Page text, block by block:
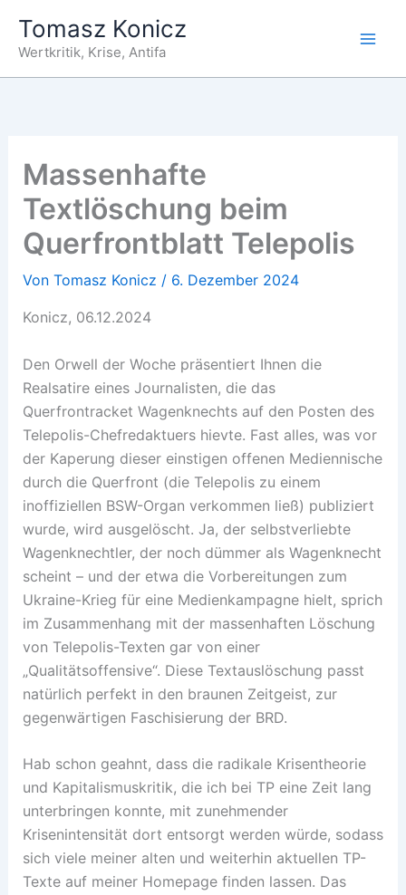
Inhalt
springen
Tomasz Konicz
Wertkritik, Krise, Antifa
Massenhafte
Textlöschung beim
Querfrontblatt Telepolis
Von Tomasz Konicz / 6. Dezember 2024
Konicz, 06.12.2024
Den Orwell der Woche präsentiert Ihnen die
Realsatire eines Journalisten, die das
Querfrontracket Wagenknechts auf den Posten des
Telepolis-Chefredaktuers hievte. Fast alles, was vor
der Kaperung dieser einstigen offenen Mediennische
durch die Querfront (die Telepolis zu einem
inoffiziellen BSW-Organ verkommen ließ) publiziert
wurde, wird ausgelöscht. Ja, der selbstverliebte
Wagenknechtler, der noch dümmer als Wagenknecht
scheint – und der etwa die Vorbereitungen zum
Ukraine-Krieg für eine Medienkampagne hielt, sprich
im Zusammenhang mit der massenhaften Löschung
von Telepolis-Texten gar von einer
„Qualitätsoffensive“. Diese Textauslöschung passt
natürlich perfekt in den braunen Zeitgeist, zur
gegenwärtigen Faschisierung der BRD.
Hab schon geahnt, dass die radikale Krisentheorie
und Kapitalismuskritik, die ich bei TP eine Zeit lang
unterbringen konnte, mit zunehmender
Krisenintensität dort entsorgt werden würde, sodass
sich viele meiner alten und weiterhin aktuellen TP-
Texte auf meiner Homepage finden lassen. Das